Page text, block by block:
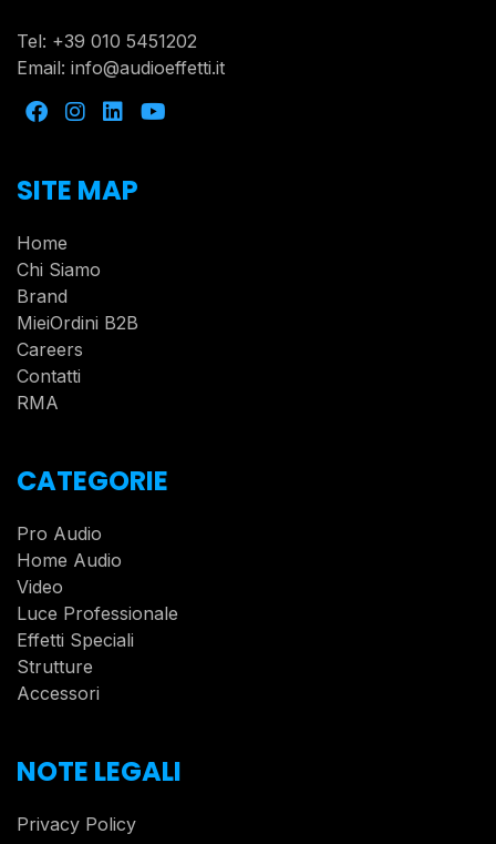
Tel: +39 010 5451202
Email: info@audioeffetti.it
SITE MAP
Home
Chi Siamo
Brand
MieiOrdini B2B
Careers
Contatti
RMA
CATEGORIE
Pro Audio
Home Audio
Video
Luce Professionale
Effetti Speciali
Strutture
Accessori
NOTE LEGALI
Privacy Policy